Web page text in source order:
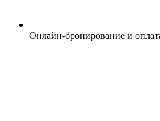
Онлайн-бронирование и